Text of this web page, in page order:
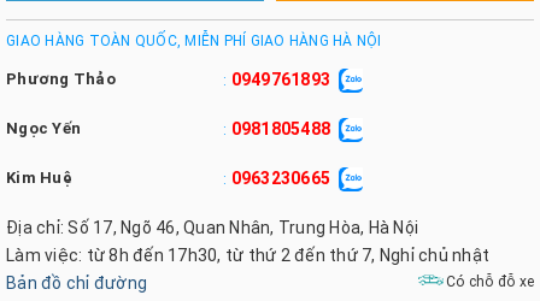
GIAO HÀNG TOÀN QUỐC, MIỄN PHÍ GIAO HÀNG HÀ NỘI
Phương Thảo : 0949761893
Ngọc Yến : 0981805488
Kim Huệ : 0963230665
Địa chỉ: Số 17, Ngõ 46, Quan Nhân, Trung Hòa, Hà Nội
Làm việc: từ 8h đến 17h30, từ thứ 2 đến thứ 7, Nghỉ chủ nhật
Bản đồ chỉ đường
Có chỗ đỗ xe